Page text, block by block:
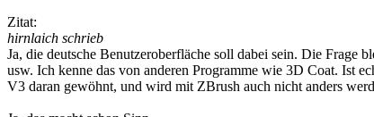
Zitat:
hirnlaich schrieb
Ja, die deutsche Benutzeroberfläche soll dabei sein. Die Frage
usw. Ich kenne das von anderen Programme wie 3D Coat. Ist
V3 daran gewöhnt, und wird mit ZBrush auch nicht anders